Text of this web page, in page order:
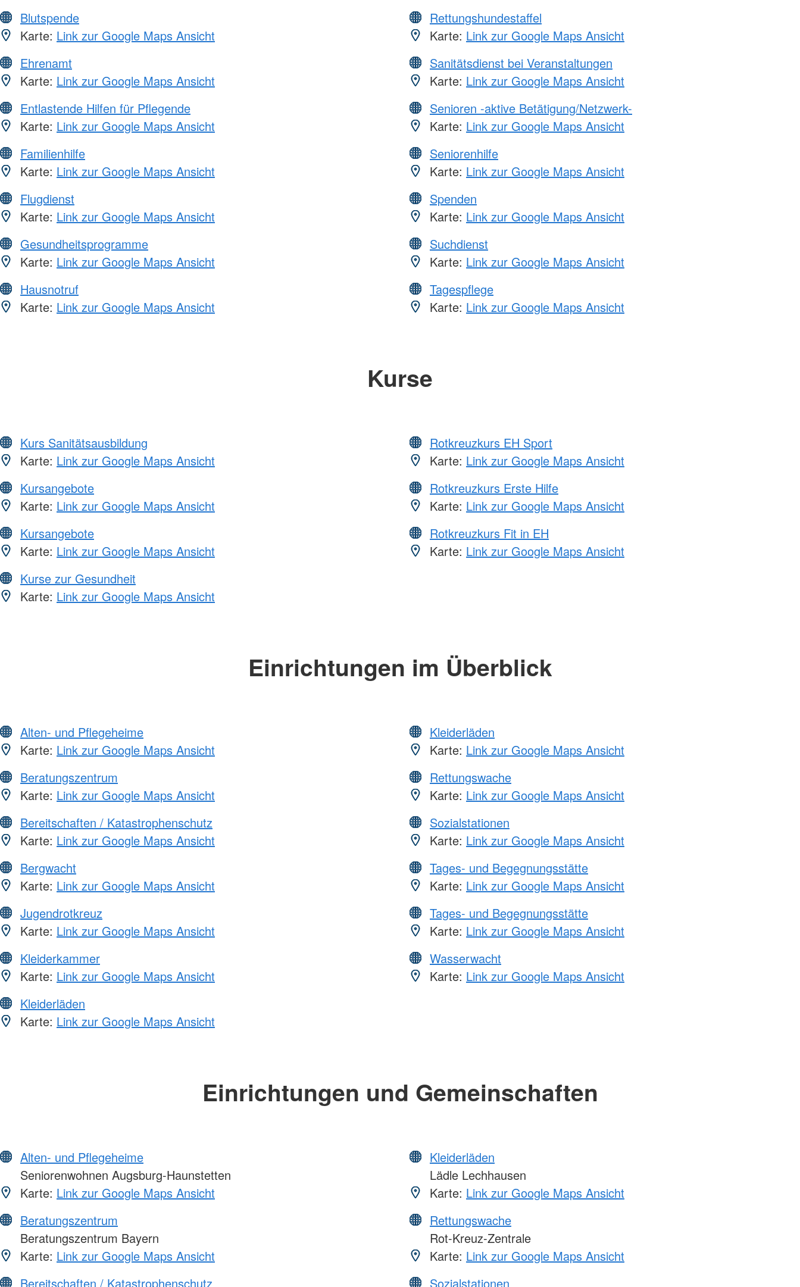
Blutspende
Karte: Link zur Google Maps Ansicht
Ehrenamt
Karte: Link zur Google Maps Ansicht
Entlastende Hilfen für Pflegende
Karte: Link zur Google Maps Ansicht
Familienhilfe
Karte: Link zur Google Maps Ansicht
Flugdienst
Karte: Link zur Google Maps Ansicht
Gesundheitsprogramme
Karte: Link zur Google Maps Ansicht
Hausnotruf
Karte: Link zur Google Maps Ansicht
Rettungshundestaffel
Karte: Link zur Google Maps Ansicht
Sanitätsdienst bei Veranstaltungen
Karte: Link zur Google Maps Ansicht
Senioren -aktive Betätigung/Netzwerk-
Karte: Link zur Google Maps Ansicht
Seniorenhilfe
Karte: Link zur Google Maps Ansicht
Spenden
Karte: Link zur Google Maps Ansicht
Suchdienst
Karte: Link zur Google Maps Ansicht
Tagespflege
Karte: Link zur Google Maps Ansicht
Kurse
Kurs Sanitätsausbildung
Karte: Link zur Google Maps Ansicht
Kursangebote
Karte: Link zur Google Maps Ansicht
Kursangebote
Karte: Link zur Google Maps Ansicht
Kurse zur Gesundheit
Karte: Link zur Google Maps Ansicht
Rotkreuzkurs EH Sport
Karte: Link zur Google Maps Ansicht
Rotkreuzkurs Erste Hilfe
Karte: Link zur Google Maps Ansicht
Rotkreuzkurs Fit in EH
Karte: Link zur Google Maps Ansicht
Einrichtungen im Überblick
Alten- und Pflegeheime
Karte: Link zur Google Maps Ansicht
Beratungszentrum
Karte: Link zur Google Maps Ansicht
Bereitschaften / Katastrophenschutz
Karte: Link zur Google Maps Ansicht
Bergwacht
Karte: Link zur Google Maps Ansicht
Jugendrotkreuz
Karte: Link zur Google Maps Ansicht
Kleiderkammer
Karte: Link zur Google Maps Ansicht
Kleiderläden
Karte: Link zur Google Maps Ansicht
Kleiderläden
Karte: Link zur Google Maps Ansicht
Rettungswache
Karte: Link zur Google Maps Ansicht
Sozialstationen
Karte: Link zur Google Maps Ansicht
Tages- und Begegnungsstätte
Karte: Link zur Google Maps Ansicht
Tages- und Begegnungsstätte
Karte: Link zur Google Maps Ansicht
Wasserwacht
Karte: Link zur Google Maps Ansicht
Einrichtungen und Gemeinschaften
Alten- und Pflegeheime
Seniorenwohnen Augsburg-Haunstetten
Karte: Link zur Google Maps Ansicht
Beratungszentrum
Beratungszentrum Bayern
Karte: Link zur Google Maps Ansicht
Bereitschaften / Katastrophenschutz
Kleiderläden
Lädle Lechhausen
Karte: Link zur Google Maps Ansicht
Rettungswache
Rot-Kreuz-Zentrale
Karte: Link zur Google Maps Ansicht
Sozialstationen